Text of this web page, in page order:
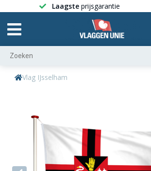
Laagste prijsgarantie
Vlag IJsselham